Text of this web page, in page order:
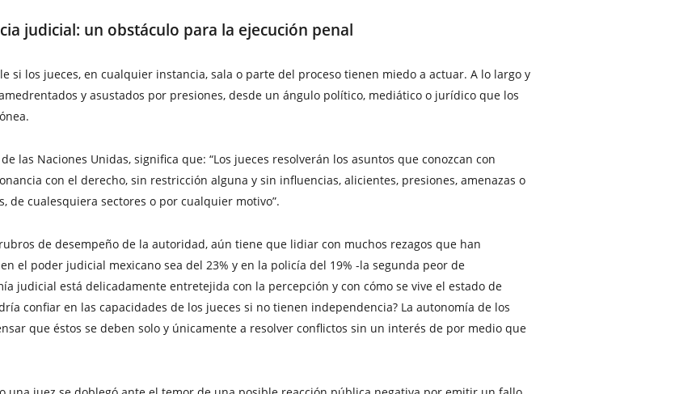
judicial: un obstáculo para la ejecución penal
si los jueces, en cualquier instancia, sala o parte del proceso tienen miedo a actuar. A lo largo y
y asustados por presiones, desde un ángulo político, mediático o jurídico que los
las Naciones Unidas, significa que: “Los jueces resolverán los asuntos que conozcan con
con el derecho, sin restricción alguna y sin influencias, alicientes, presiones, amenazas o
cualesquiera sectores o por cualquier motivo”.
de desempeño de la autoridad, aún tiene que lidiar con muchos rezagos que han
el poder judicial mexicano sea del 23% y en la policía del 19% -la segunda peor de
judicial está delicadamente entretejida con la percepción y con cómo se vive el estado de
confiar en las capacidades de los jueces si no tienen independencia? La autonomía de los
que éstos se deben solo y únicamente a resolver conflictos sin un interés de por medio que